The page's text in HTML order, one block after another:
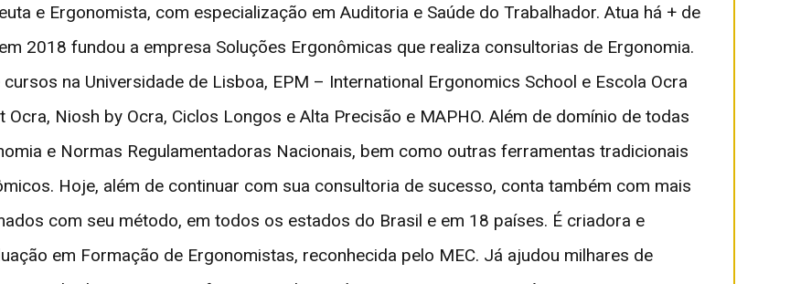
e Ergonomista, com especialização em Auditoria e Saúde do Trabalhador. Atua há + de
2018 fundou a empresa Soluções Ergonômicas que realiza consultorias de Ergonomia.
na Universidade de Lisboa, EPM – International Ergonomics School e Escola Ocra
Ocra, Niosh by Ocra, Ciclos Longos e Alta Precisão e MAPHO. Além de domínio de todas
e Normas Regulamentadoras Nacionais, bem como outras ferramentas tradicionais
Hoje, além de continuar com sua consultoria de sucesso, conta também com mais
com seu método, em todos os estados do Brasil e em 18 países. É criadora e
em Formação de Ergonomistas, reconhecida pelo MEC. Já ajudou milhares de